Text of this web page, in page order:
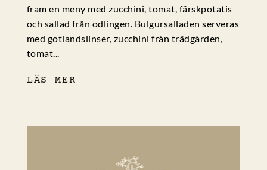
fram en meny med zucchini, tomat, färskpotatis
och sallad från odlingen. Bulgursalladen serveras
med gotlandslinser, zucchini från trädgården,
tomat...
LÄS MER